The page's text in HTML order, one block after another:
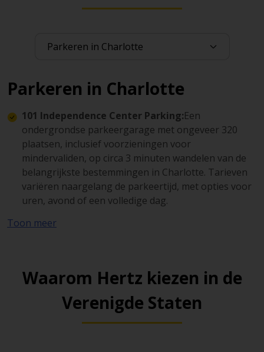
Parkeren in Charlotte
101 Independence Center Parking:Een
ondergrondse parkeergarage met ongeveer 320
plaatsen, inclusief voorzieningen voor
mindervaliden, op circa 3 minuten wandelen van de
belangrijkste bestemmingen in Charlotte. Tarieven
variëren naargelang de parkeertijd, met opties voor
uren, avond of een volledige dag.
One South Garage:
voor dagbezoeken of langere verblijven.
Bank of America Center Garage:Een ruime
overdekte garage met ongeveer 1.200
parkeerplaatsen. Ongeveer 6 minuten wandelen
Toon meer
Waarom Hertz kiezen in de
Verenigde Staten